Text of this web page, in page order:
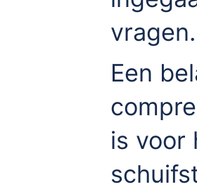
vragen.
Een
is voor